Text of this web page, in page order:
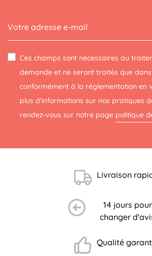
Ces champs sont nécessaires au
demande et ne seront traités que
conformément à la réglementation en
plus d'informations sur nos pratiques
rendez-vous sur notre page politique
Livraison
14 jours pour
changer
Qualité